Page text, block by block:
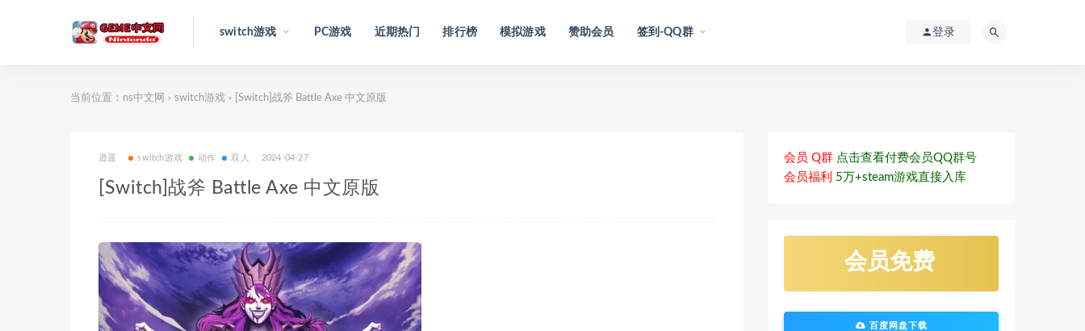
switch游戏 PC游戏 近期热门 排行榜 模拟游戏 赞助会员 签到-QQ群 登录
当前位置： ns中文网 > switch游戏 > [Switch]战斧 Battle Axe 中文原版
逍遥 switch游戏 动作 双人 2024-04-27
[Switch]战斧 Battle Axe 中文原版
会员 Q群 点击查看付费会员QQ群号
会员福利 5万+steam游戏直接入库
会员免费
百度网盘下载